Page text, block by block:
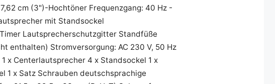
cm (3")-Hochtöner Frequenzgang: 40 Hz -
mit Standsockel
Lautsprecherschutzgitter Standfüße
enthalten) Stromversorgung: AC 230 V, 50 Hz
x Centerlautsprecher 4 x Standsockel 1 x
1 x Satz Schrauben deutschsprachige